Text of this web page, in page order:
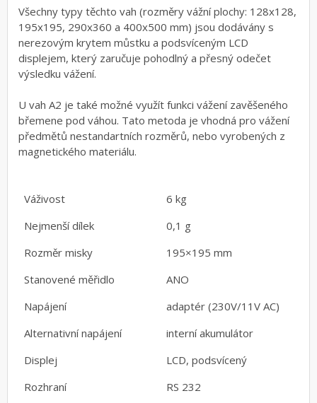
Všechny typy těchto vah (rozměry vážní plochy: 128x128,
195x195, 290x360 a 400x500 mm) jsou dodávány s
nerezovým krytem můstku a podsvíceným LCD
displejem, který zaručuje pohodlný a přesný odečet
výsledku vážení.
U vah A2 je také možné využít funkci vážení zavěšeného
břemene pod váhou. Tato metoda je vhodná pro vážení
předmětů nestandartních rozměrů, nebo vyrobených z
magnetického materiálu.
Váživost
6 kg
Nejmenší dílek
0,1 g
Rozměr misky
195×195 mm
Stanovené měřidlo
ANO
Napájení
adaptér (230V/11V AC)
Alternativní napájení
interní akumulátor
Displej
LCD, podsvícený
Rozhraní
RS 232